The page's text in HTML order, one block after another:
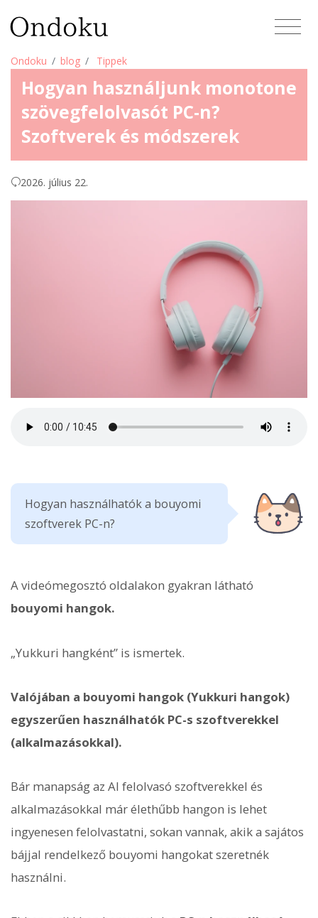
Ondoku blog Tippek
Hogyan használjunk monotone
szövegfelolvasót PC-n?
Szoftverek és módszerek
2026. július 22.
Hogyan használhatók a bouyomi
szoftverek PC-n?
A videómegosztó oldalakon gyakran látható
bouyomi hangok.
„Yukkuri hangként” is ismertek.
Valójában a bouyomi hangok (Yukkuri hangok)
egyszerűen használhatók PC-s szoftverekkel
(alkalmazásokkal).
Bár manapság az AI felolvasó szoftverekkel és
alkalmazásokkal már élethűbb hangon is lehet
ingyenesen felolvastatni, sokan vannak, akik a sajátos
bájjal rendelkező bouyomi hangokat szeretnék
használni.